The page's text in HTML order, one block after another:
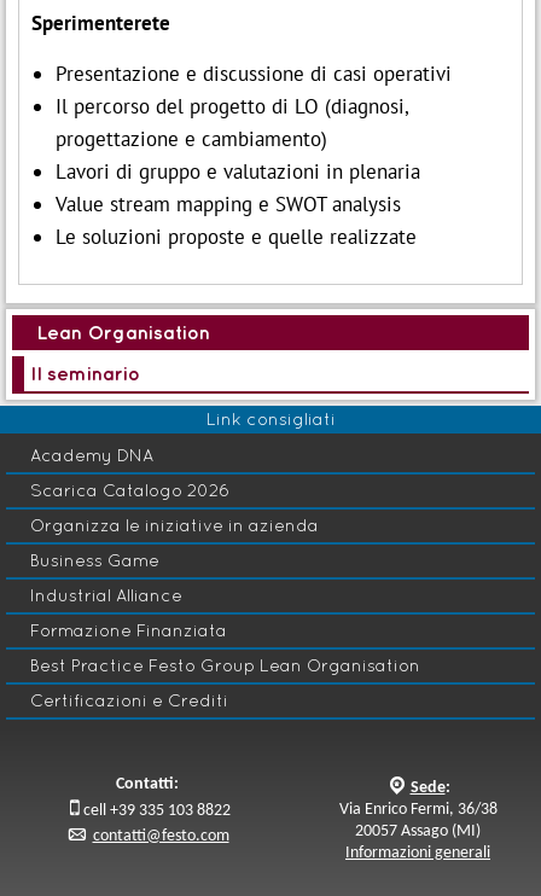
Sperimenterete
Presentazione e discussione di casi operativi
Il percorso del progetto di LO (diagnosi,
progettazione e cambiamento)
Lavori di gruppo e valutazioni in plenaria
Value stream mapping e SWOT analysis
Le soluzioni proposte e quelle realizzate
Lean Organisation
Il seminario
Link consigliati
Academy DNA
Scarica Catalogo 2026
Organizza le iniziative in azienda
Business Game
Industrial Alliance
Formazione Finanziata
Best Practice Festo Group Lean Organisation
Certificazioni e Crediti
Contatti:
 cell +39 335 103 8822
p contatti@festo.com
q Sede:
Via Enrico Fermi, 36/38
20057 Assago (MI)
Informazioni generali